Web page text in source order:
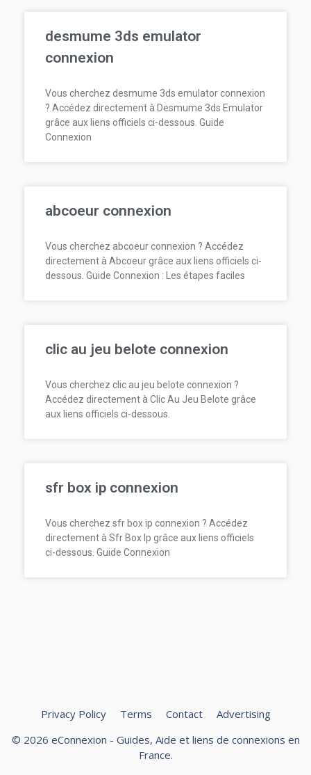
desmume 3ds emulator
connexion
Vous cherchez desmume 3ds emulator connexion
? Accédez directement à Desmume 3ds Emulator
grâce aux liens officiels ci-dessous. Guide
Connexion
abcoeur connexion
Vous cherchez abcoeur connexion ? Accédez
directement à Abcoeur grâce aux liens officiels ci-
dessous. Guide Connexion : Les étapes faciles
clic au jeu belote connexion
Vous cherchez clic au jeu belote connexion ?
Accédez directement à Clic Au Jeu Belote grâce
aux liens officiels ci-dessous.
sfr box ip connexion
Vous cherchez sfr box ip connexion ? Accédez
directement à Sfr Box Ip grâce aux liens officiels
ci-dessous. Guide Connexion
Privacy Policy Terms Contact
Advertising
© 2026 eConnexion - Guides, Aide et liens de connexions en
France.